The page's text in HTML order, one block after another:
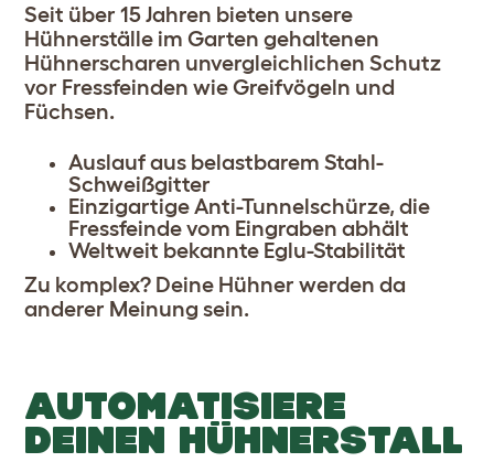
Seit über 15 Jahren bieten unsere
Hühnerställe im Garten gehaltenen
Hühnerscharen unvergleichlichen Schutz
vor Fressfeinden wie Greifvögeln und
Füchsen.
Auslauf aus belastbarem Stahl-
Schweißgitter
Einzigartige Anti-Tunnelschürze, die
Fressfeinde vom Eingraben abhält
Weltweit bekannte Eglu-Stabilität
Zu komplex? Deine Hühner werden da
anderer Meinung sein.
AUTOMATISIERE
DEINEN HÜHNERSTALL